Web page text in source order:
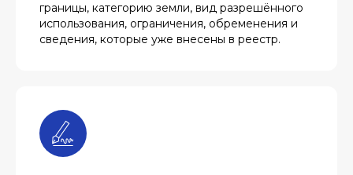
границы, категорию земли, вид разрешённого
использования, ограничения, обременения и
сведения, которые уже внесены в реестр.